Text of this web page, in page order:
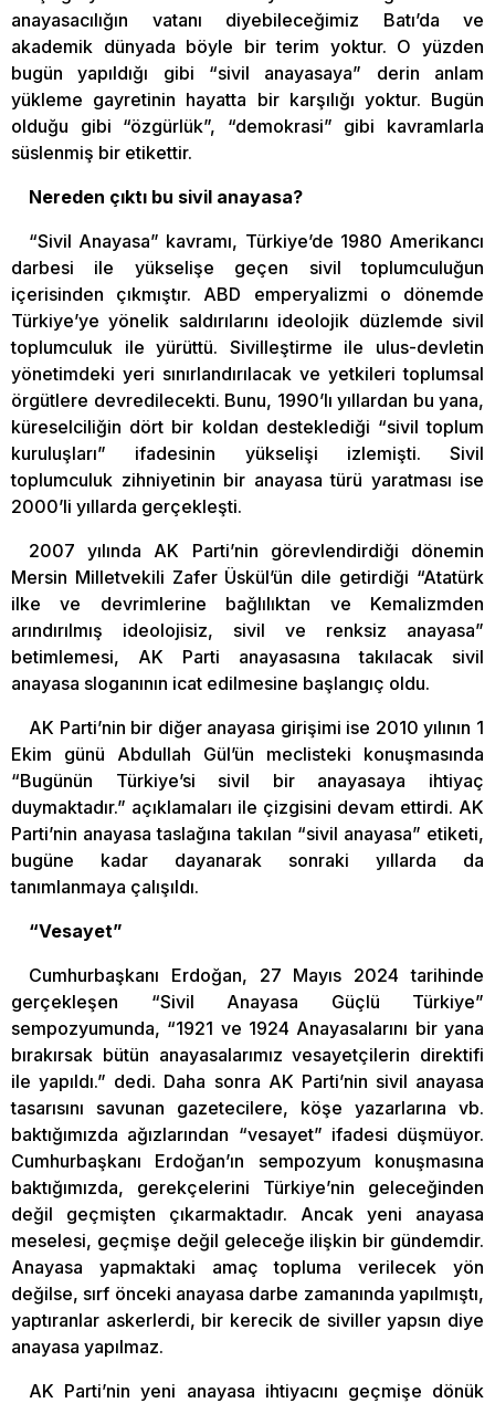
anayasacılığın vatanı diyebileceğimiz Batı’da ve
akademik dünyada böyle bir terim yoktur. O yüzden
bugün yapıldığı gibi “sivil anayasaya” derin anlam
yükleme gayretinin hayatta bir karşılığı yoktur. Bugün
olduğu gibi “özgürlük”, “demokrasi” gibi kavramlarla
süslenmiş bir etikettir.
Nereden çıktı bu sivil anayasa?
“Sivil Anayasa” kavramı, Türkiye’de 1980 Amerikancı
darbesi ile yükselişe geçen sivil toplumculuğun
içerisinden çıkmıştır. ABD emperyalizmi o dönemde
Türkiye’ye yönelik saldırılarını ideolojik düzlemde sivil
toplumculuk ile yürüttü. Sivilleştirme ile ulus-devletin
yönetimdeki yeri sınırlandırılacak ve yetkileri toplumsal
örgütlere devredilecekti. Bunu, 1990’lı yıllardan bu yana,
küreselciliğin dört bir koldan desteklediği “sivil toplum
kuruluşları” ifadesinin yükselişi izlemişti. Sivil
toplumculuk zihniyetinin bir anayasa türü yaratması ise
2000’li yıllarda gerçekleşti.
2007 yılında AK Parti’nin görevlendirdiği dönemin
Mersin Milletvekili Zafer Üskül’ün dile getirdiği “Atatürk
ilke ve devrimlerine bağlılıktan ve Kemalizmden
arındırılmış ideolojisiz, sivil ve renksiz anayasa”
betimlemesi, AK Parti anayasasına takılacak sivil
anayasa sloganının icat edilmesine başlangıç oldu.
AK Parti’nin bir diğer anayasa girişimi ise 2010 yılının 1
Ekim günü Abdullah Gül’ün meclisteki konuşmasında
“Bugünün Türkiye’si sivil bir anayasaya ihtiyaç
duymaktadır.” açıklamaları ile çizgisini devam ettirdi. AK
Parti’nin anayasa taslağına takılan “sivil anayasa” etiketi,
bugüne kadar dayanarak sonraki yıllarda da
tanımlanmaya çalışıldı.
“Vesayet”
Cumhurbaşkanı Erdoğan, 27 Mayıs 2024 tarihinde
gerçekleşen “Sivil Anayasa Güçlü Türkiye”
sempozyumunda, “1921 ve 1924 Anayasalarını bir yana
bırakırsak bütün anayasalarımız vesayetçilerin direktifi
ile yapıldı.” dedi. Daha sonra AK Parti’nin sivil anayasa
tasarısını savunan gazetecilere, köşe yazarlarına vb.
baktığımızda ağızlarından “vesayet” ifadesi düşmüyor.
Cumhurbaşkanı Erdoğan’ın sempozyum konuşmasına
baktığımızda, gerekçelerini Türkiye’nin geleceğinden
değil geçmişten çıkarmaktadır. Ancak yeni anayasa
meselesi, geçmişe değil geleceğe ilişkin bir gündemdir.
Anayasa yapmaktaki amaç topluma verilecek yön
değilse, sırf önceki anayasa darbe zamanında yapılmıştı,
yaptıranlar askerlerdi, bir kerecik de siviller yapsın diye
anayasa yapılmaz.
AK Parti’nin yeni anayasa ihtiyacını geçmişe dönük